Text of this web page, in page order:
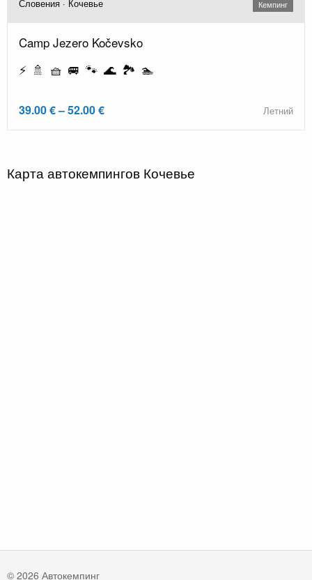
Словения · Кочевье Кемпинг
Camp Jezero Kočevsko
⚡ 🚿 🧺 🚐 🐾 🌊 🏞️ 🏊
39.00 € – 52.00 € Летний
Карта автокемпингов Кочевье
© 2026 Автокемпинг